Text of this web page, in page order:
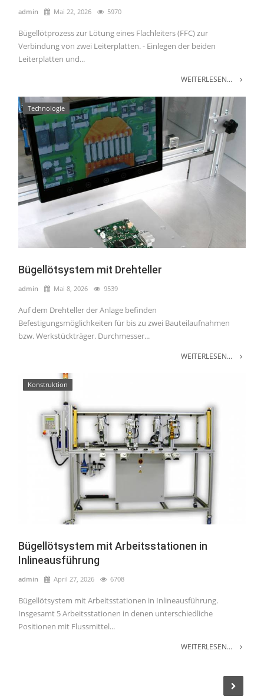
admin Mai 22, 2026 5970
Bügellötprozess zur Lötung eines Flachleiters (FFC) zur
Verbindung von zwei Leiterplatten. - Einlegen der beiden
Leiterplatten und...
WEITERLESEN...
Technologie
Bügellötsystem mit Drehteller
admin Mai 8, 2026 9539
Auf dem Drehteller der Anlage befinden
Befestigungsmöglichkeiten für bis zu zwei Bauteilaufnahmen
bzw. Werkstückträger. Durchmesser...
WEITERLESEN...
Konstruktion
Bügellötsystem mit Arbeitsstationen in
Inlineausführung
admin April 27, 2026 6708
Bügellötsystem mit Arbeitsstationen in Inlineausführung.
Insgesamt 5 Arbeitsstationen in denen unterschiedliche
Positionen mit Flussmittel...
WEITERLESEN...